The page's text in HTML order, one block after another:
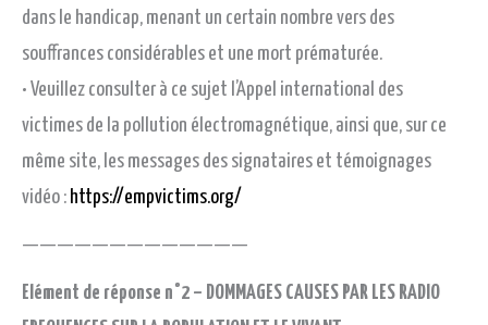
dans le handicap, menant un certain nombre vers des
souffrances considérables et une mort prématurée.
• Veuillez consulter à ce sujet l’Appel international des
victimes de la pollution électromagnétique, ainsi que, sur ce
même site, les messages des signataires et témoignages
vidéo : https://empvictims.org/
—————————————
Elément de réponse n°2 – DOMMAGES CAUSES PAR LES RADIO